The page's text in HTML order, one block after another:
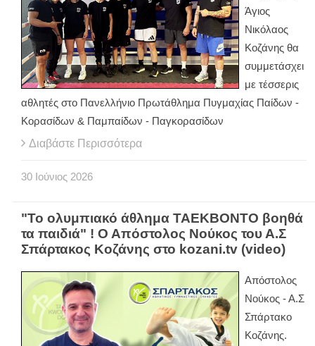
Άγιος
Νικόλαος
Κοζάνης θα
συμμετάσχει
με τέσσερις
αθλητές στο Πανελλήνιο Πρωτάθλημα Πυγμαχίας Παίδων -
Κορασίδων & Παμπαίδων - Παγκορασίδων
Διαβάστε Περισσότερα
30 Ιούνιος 2026
"Το ολυμπιακό άθλημα ΤΑΕΚΒΟΝΤΟ βοηθά
τα παιδιά" ! Ο Απόστολος Νούκος του Α.Σ
Σπάρτακος Κοζάνης στο kozani.tv (video)
Απόστολος
Νούκος - Α.Σ
Σπάρτακο
Κοζάνης.